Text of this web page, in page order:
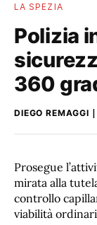
LA SPEZIA
Polizia
360
DIEGO REMAGGI
Prosegue
mirata alla
controllo
viabilità